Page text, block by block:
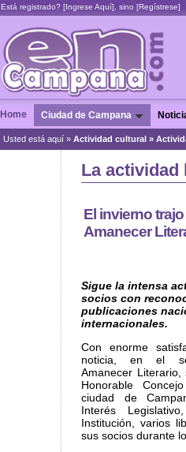
Está registrado? [Ingrese Aquí], sino [Regístrese]
Home Ciudad de Campana
Usted está aquí » Actividad cultural »
La actividad
El invierno
Amanecer
Sigue la intensa
socios con
publicaciones
internacionales.
Con enorme
noticia, en el
Amanecer
Honorable
ciudad de
Interés
Institución, varios
sus socios durante